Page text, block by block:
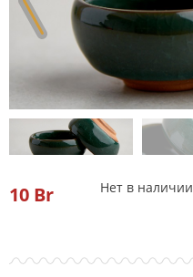
10 Br Нет в наличии